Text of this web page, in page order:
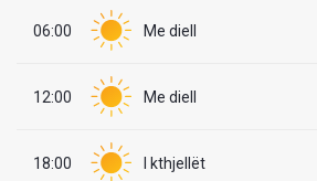
06:00 Me diell
12:00 Me diell
18:00 I kthjellët